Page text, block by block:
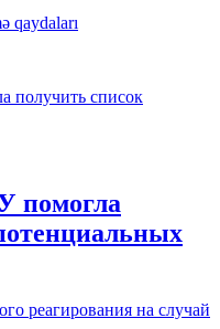
qaydaları
помогла